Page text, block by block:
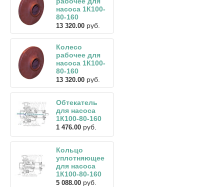
насоса 1К100-
80-160
13 320.00 руб.
Колесо
рабочее для
насоса 1К100-
80-160
13 320.00 руб.
Обтекатель
для насоса
1К100-80-160
1 476.00 руб.
Кольцо
уплотняющее
для насоса
1К100-80-160
5 088.00 руб.